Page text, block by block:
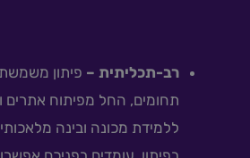
רב-תכליתית – פיתון
תחומים, החל מפיתוח אתרים
ללמידת מכונה ובינה